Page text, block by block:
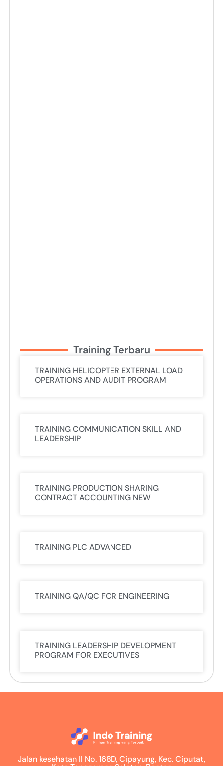
Training Terbaru
TRAINING HELICOPTER EXTERNAL LOAD
OPERATIONS AND AUDIT PROGRAM
TRAINING COMMUNICATION SKILL AND
LEADERSHIP
TRAINING PRODUCTION SHARING
CONTRACT ACCOUNTING NEW
TRAINING PLC ADVANCED
TRAINING QA/QC FOR ENGINEERING
TRAINING LEADERSHIP DEVELOPMENT
PROGRAM FOR EXECUTIVES
Jalan kesehatan II No. 168D, Cipayung, Kec. Ciputat,